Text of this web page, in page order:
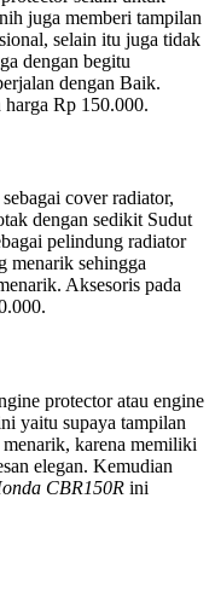
juga memberi tampilan
selain itu juga tidak
dengan begitu
dengan Baik.
Rp 150.000.
cover radiator,
dengan sedikit Sudut
pelindung radiator
menarik sehingga
Aksesoris pada
protector atau engine
yaitu supaya tampilan
karena memiliki
elegan. Kemudian
CBR150R ini